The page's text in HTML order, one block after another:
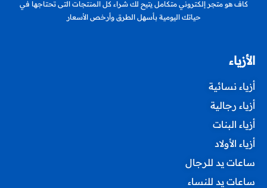
كاف هو متجر إلكتروني متكامل يتيح لك شراء كل المنتجات التى تحتاجها في
حياتك اليومية بأسهل الطرق وأرخص الأسعار
الأزياء
أزياء نسائية
أزياء رجالية
أزياء البنات
أزياء الأولاد
ساعات يد للرجال
ساعات يد للنساء